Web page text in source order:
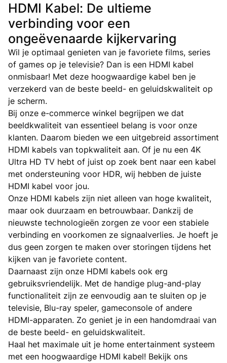
HDMI Kabel: De ultieme
verbinding voor een
ongeëvenaarde kijkervaring
Wil je optimaal genieten van je favoriete films, series
of games op je televisie? Dan is een HDMI kabel
onmisbaar! Met deze hoogwaardige kabel ben je
verzekerd van de beste beeld- en geluidskwaliteit op
je scherm.
Bij onze e-commerce winkel begrijpen we dat
beeldkwaliteit van essentieel belang is voor onze
klanten. Daarom bieden we een uitgebreid assortiment
HDMI kabels van topkwaliteit aan. Of je nu een 4K
Ultra HD TV hebt of juist op zoek bent naar een kabel
met ondersteuning voor HDR, wij hebben de juiste
HDMI kabel voor jou.
Onze HDMI kabels zijn niet alleen van hoge kwaliteit,
maar ook duurzaam en betrouwbaar. Dankzij de
nieuwste technologieën zorgen ze voor een stabiele
verbinding en voorkomen ze signaalverlies. Je hoeft je
dus geen zorgen te maken over storingen tijdens het
kijken van je favoriete content.
Daarnaast zijn onze HDMI kabels ook erg
gebruiksvriendelijk. Met de handige plug-and-play
functionaliteit zijn ze eenvoudig aan te sluiten op je
televisie, Blu-ray speler, gameconsole of andere
HDMI-apparaten. Zo geniet je in een handomdraai van
de beste beeld- en geluidskwaliteit.
Haal het maximale uit je home entertainment systeem
met een hoogwaardige HDMI kabel! Bekijk ons